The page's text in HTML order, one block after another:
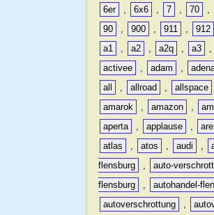
6er
, 6x6 , 7 , 70 ,
90
, 900 , 911 , 912
a1
, a2 , a2q , a3 ,
activee
, adam ,
all
, allroad , allspace
amarok
, amazon ,
aperta
, applause ,
atlas
, atos , audi ,
flensburg
, auto-
flensburg
, autohandel-
autoverschrottung
,